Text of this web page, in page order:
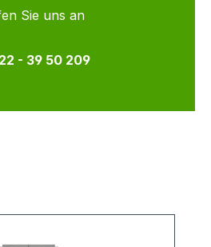
Sie uns an
- 39 50 209